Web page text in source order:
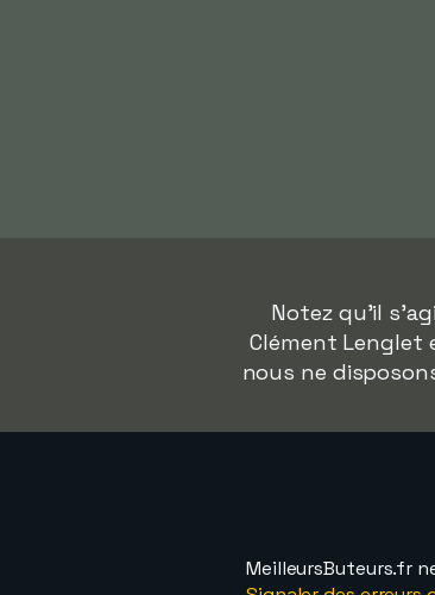
Notez qu'il
Clément Lenglet
nous ne
MeilleursButeurs.fr